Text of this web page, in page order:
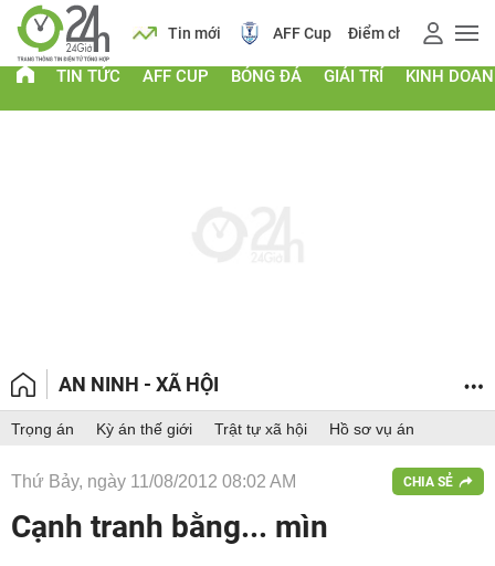
Lịch Tin mới AFF Cup Điểm chuẩn 2026
TIN TỨC AFF CUP BÓNG ĐÁ GIẢI TRÍ KINH
AN NINH - XÃ HỘI
Trọng án Kỳ án thế giới Trật tự xã hội Hồ sơ vụ án
Thứ Bảy, ngày 11/08/2012 08:02 AM CHIA SẺ
Cạnh tranh bằng... mìn